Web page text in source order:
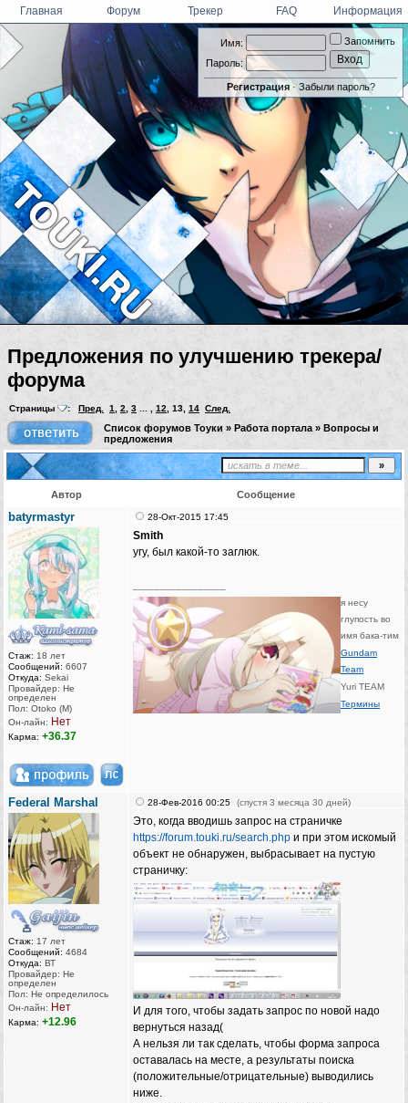
Имя:
Пароль:
Запомнить
Регистрация· Забыли пароль?
Главная Форум Трекер FAQ Информация
Предложения по улучшению трекера/
форума
Страницы : Пред. 1, 2, 3 ... , 12, 13, 14 След.
Список форумов Тоуки » Работа портала » Вопросы и
предложения
Автор Сообщение
batyrmastyr
Стаж: 18 лет
Сообщений: 6607
Откуда: Sekai
Провайдер: Не
определен
Пол: Otoko (M)
Он-лайн: Нет
Карма: +36.37
28-Окт-2015 17:45
Smith
угу, был какой-то заглюк.
я несу
глупость во
имя бака-тим
Gundam
Team
Yuri TEAM
Термины
Federal Marshal
Стаж: 17 лет
Сообщений: 4684
Откуда: ВТ
Провайдер: Не
определен
Пол: Не определилось
Он-лайн: Нет
Карма: +12.96
28-Фев-2016 00:25 (спустя 3 месяца 30 дней)
Это, когда вводишь запрос на страничке
https://forum.touki.ru/search.php и при этом искомый
объект не обнаружен, выбрасывает на пустую
страничку:
И для того, чтобы задать запрос по новой надо
вернуться назад(
А нельзя ли так сделать, чтобы форма запроса
оставалась на месте, а результаты поиска
(положительные/отрицательные) выводились
ниже.